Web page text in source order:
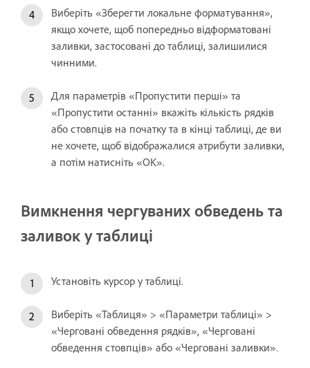
Виберіть «Зберегти локальне форматування»,
якщо хочете, щоб попередньо відформатовані
заливки, застосовані до таблиці, залишилися
чинними.
Для параметрів «Пропустити перші» та
«Пропустити останні» вкажіть кількість рядків
або стовпців на початку та в кінці таблиці, де ви
не хочете, щоб відображалися атрибути заливки,
а потім натисніть «OK».
Вимкнення чергуваних обведень та
заливок у таблиці
Установіть курсор у таблиці.
Виберіть «Таблиця» > «Параметри таблиці» >
«Черговані обведення рядків», «Черговані
обведення стовпців» або «Черговані заливки».